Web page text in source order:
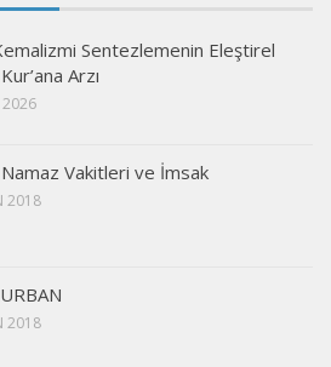
Sentezlemenin Eleştirel
Arzı
2026
Namaz Vakitleri ve İmsak
2018
2018